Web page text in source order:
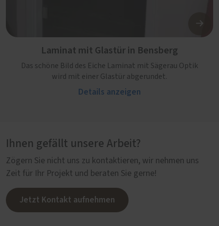
Laminat mit Glastür in Bensberg
Das schöne Bild des Eiche Laminat mit Sägerau Optik
wird mit einer Glastür abgerundet.
Details anzeigen
Ihnen gefällt unsere Arbeit?
Zögern Sie nicht uns zu kontaktieren, wir nehmen uns
Zeit für Ihr Projekt und beraten Sie gerne!
Jetzt Kontakt aufnehmen